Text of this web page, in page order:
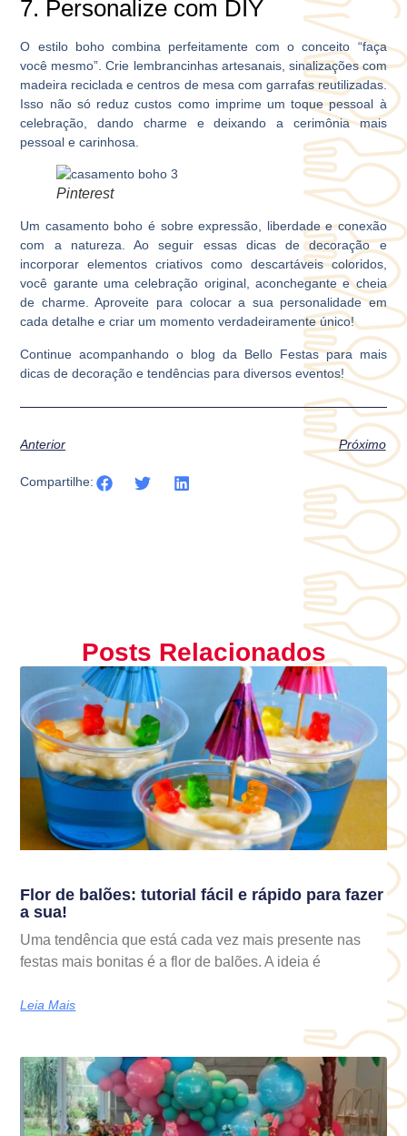
7. Personalize com DIY
O estilo boho combina perfeitamente com o conceito “faça
você mesmo”. Crie lembrancinhas artesanais, sinalizações com
madeira reciclada e centros de mesa com garrafas reutilizadas.
Isso não só reduz custos como imprime um toque pessoal à
celebração, dando charme e deixando a cerimônia mais
pessoal e carinhosa.
Pinterest
Um casamento boho é sobre expressão, liberdade e conexão
com a natureza. Ao seguir essas dicas de decoração e
incorporar elementos criativos como descartáveis coloridos,
você garante uma celebração original, aconchegante e cheia
de charme. Aproveite para colocar a sua personalidade em
cada detalhe e criar um momento verdadeiramente único!
Continue acompanhando o blog da Bello Festas para mais
dicas de decoração e tendências para diversos eventos!
Anterior Próximo
Compartilhe:
Posts Relacionados
Flor de balões: tutorial fácil e rápido para fazer
a sua!
Uma tendência que está cada vez mais presente nas
festas mais bonitas é a flor de balões. A ideia é
Leia Mais